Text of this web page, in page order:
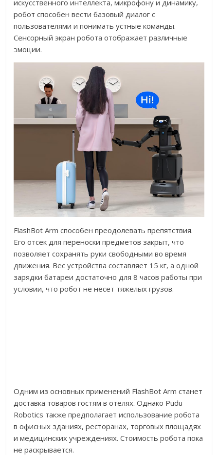
искусственного интеллекта, микрофону и динамику,
робот способен вести базовый диалог с
пользователями и понимать устные команды.
Сенсорный экран робота отображает различные
эмоции.
FlashBot Arm способен преодолевать препятствия.
Его отсек для переноски предметов закрыт, что
позволяет сохранять руки свободными во время
движения. Вес устройства составляет 15 кг, а одной
зарядки батареи достаточно для 8 часов работы при
условии, что робот не несёт тяжелых грузов.
Одним из основных применений FlashBot Arm станет
доставка товаров гостям в отелях. Однако Pudu
Robotics также предполагает использование робота
в офисных зданиях, ресторанах, торговых площадях
и медицинских учреждениях. Стоимость робота пока
не раскрывается.